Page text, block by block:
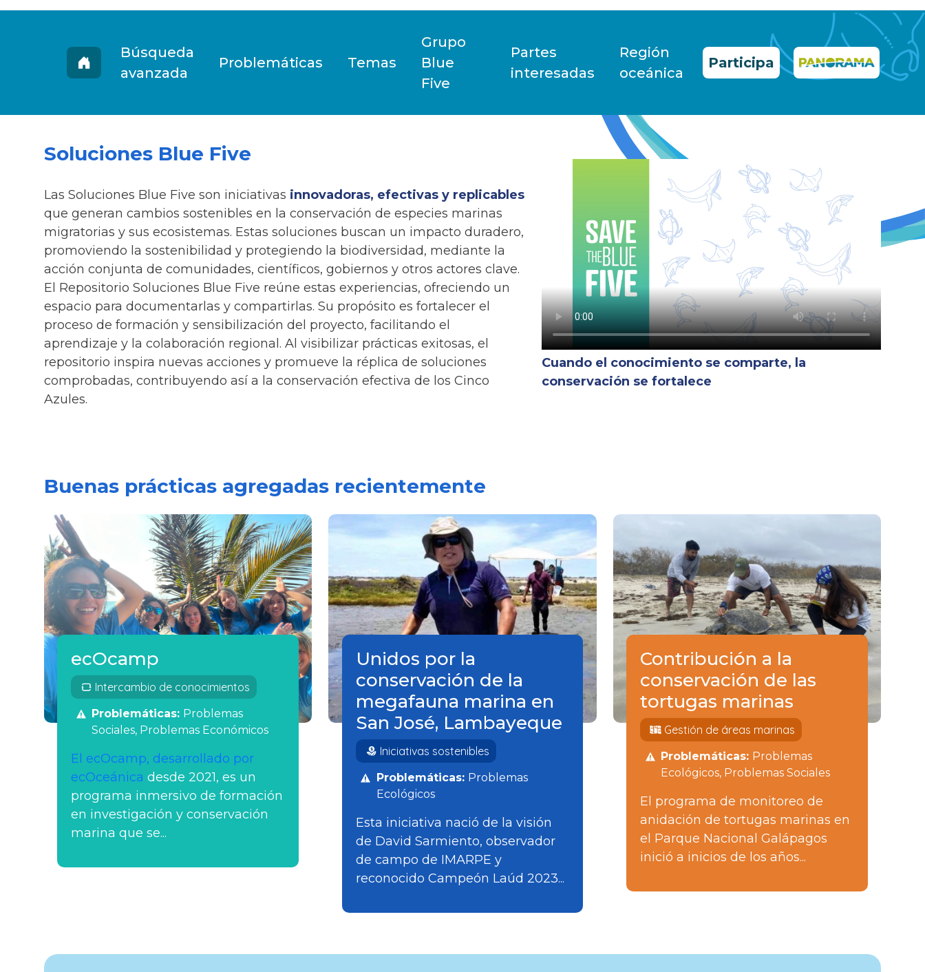
Búsqueda
avanzada
Problemáticas Temas
Grupo
Blue
Five
Partes
interesadas
Región
oceánica
Participa
Soluciones Blue Five
Las Soluciones Blue Five son iniciativas innovadoras, efectivas y replicables
que generan cambios sostenibles en la conservación de especies marinas
migratorias y sus ecosistemas. Estas soluciones buscan un impacto duradero,
promoviendo la sostenibilidad y protegiendo la biodiversidad, mediante la
acción conjunta de comunidades, científicos, gobiernos y otros actores clave.
El Repositorio Soluciones Blue Five reúne estas experiencias, ofreciendo un
espacio para documentarlas y compartirlas. Su propósito es fortalecer el
proceso de formación y sensibilización del proyecto, facilitando el
aprendizaje y la colaboración regional. Al visibilizar prácticas exitosas, el
repositorio inspira nuevas acciones y promueve la réplica de soluciones
comprobadas, contribuyendo así a la conservación efectiva de los Cinco
Azules.
Cuando el conocimiento se comparte, la
conservación se fortalece
Buenas prácticas agregadas recientemente
ecOcamp
Intercambio de conocimientos
Problemáticas: Problemas
Sociales Problemas Económicos
El ecOcamp, desarrollado por
ecOceánica desde 2021, es un
programa inmersivo de formación
en investigación y conservación
marina que se...
Unidos por la
conservación de la
megafauna marina en
San José, Lambayeque
Iniciativas sostenibles
Problemáticas: Problemas
Ecológicos
Esta iniciativa nació de la visión
de David Sarmiento, observador
de campo de IMARPE y
reconocido Campeón Laúd 2023...
Contribución a la
conservación de las
tortugas marinas
Gestión de áreas marinas
Problemáticas: Problemas
Ecológicos Problemas Sociales
El programa de monitoreo de
anidación de tortugas marinas en
el Parque Nacional Galápagos
inició a inicios de los años...